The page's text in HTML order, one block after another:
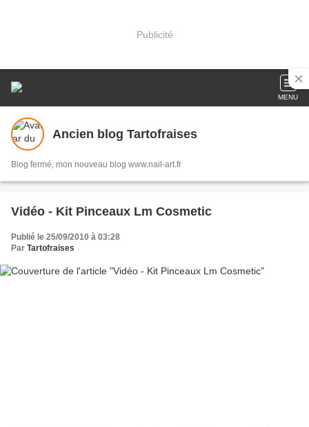
Publicité
MENU
Ancien blog Tartofraises
Blog fermé, mon nouveau blog www.nail-art.fr
Vidéo - Kit Pinceaux Lm Cosmetic
Publié le 25/09/2010 à 03:28
Par Tartofraises